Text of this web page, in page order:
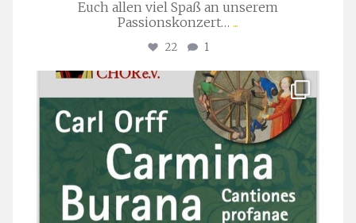
Euch allen viel Spaß an unserem
Passionskonzert… ...
22 1
stuttgarter_oratorienchor
Juli 22